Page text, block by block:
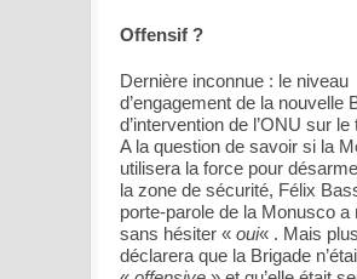
Offensif ?
Dernière inconnue : le niveau
d’engagement de la nouvelle
d’intervention de l’ONU sur le
A la question de savoir si la
utilisera la force pour
la zone de sécurité, Félix
porte-parole de la Monusco a
sans hésiter « oui« . Mais
déclarera que la Brigade